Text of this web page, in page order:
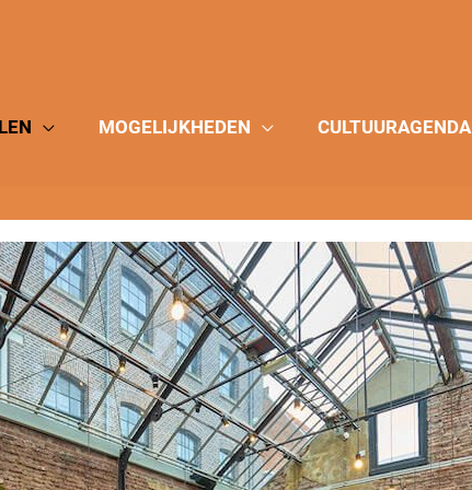
MOGELIJKHEDEN CULTUURAGENDA